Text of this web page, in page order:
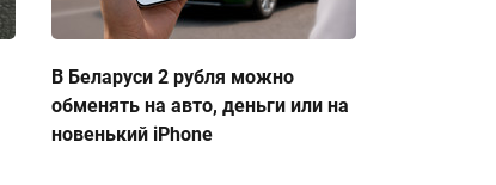
В Беларуси 2 рубля можно
обменять на авто, деньги или на
новенький iPhone